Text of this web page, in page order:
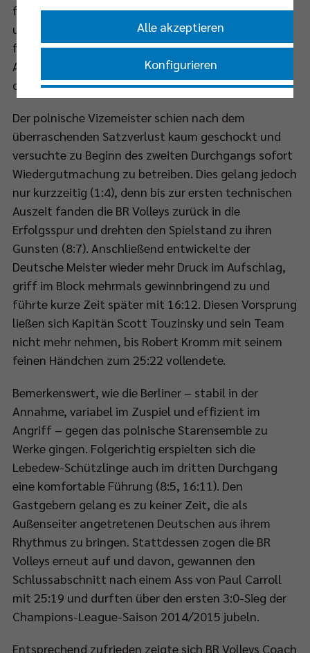
fortan wie aus einem Guss. Spektakuläre Angriffe
und krachende Blockaktionen der Gäste ließen die
für ihre stimmungsvolle Atmosphäre bekannte
Arena in Rzeszow verstummen; und Berlin holte sich
den ersten Durchgang mit einem deutlichen 25:16.
Der polnische Vizemeister schien nach dem
überraschenden Satzverlust kaum geschockt und
versuchte zu Beginn des zweiten Durchgangs sofort
Wiedergutmachung zu betreiben. Dies gelang jedoch
nur kurzzeitig (1:4), denn bis zur ersten technischen
Auszeit fanden die BR Volleys zurück in die
Erfolgsspur und drehten den Spielstand zu ihren
Gunsten (8:7). Anschließend entwickelte der
Deutsche Meister wieder mehr Druck im Aufschlag,
griff im Block mehrmals gewinnbringend zu und
führte kurze Zeit später mit 16:12. Diesen Vorsprung
ließen sich Kapitän Scott Touzinsky und sein Team
nicht mehr nehmen, bis Robert Kromm mit seinem
feinen Händchen zum 25:22 vollendete.
Bemerkenswert, wie die Berliner – stabil in der
Annahme, variabel im Zuspiel und effizient im
Angriff – gegen das polnische Starensemble zu
Werke gingen. Folgerichtig erspielten sich die
Lebedew-Schützlinge auch im dritten Durchgang
eine komfortable Führung (8:5, 16:11). Den
Gastgebern gelang es zu keiner Zeit, die als
Außenseiter angetretenen Deutschen aus ihrem
Rhythmus zu bringen. Stattdessen zogen die BR
Volleys erneut auf und davon, gewannen den
Schlussabschnitt nach einem Ass von Paul Carroll
mit 25:19 und durften über den ersten 3:0-Sieg der
Champions-League-Saison 2014/2015 jubeln.
Entsprechend zufrieden zeigte sich BR Volleys Coach
Alle akzeptieren
Konfigurieren
Nur essenzielle Cookies akzeptieren
Impressum|Datenschutzerklärung